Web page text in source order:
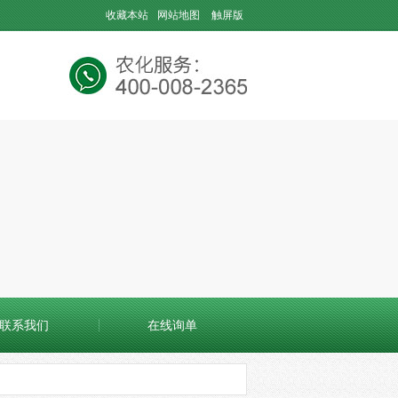
收藏本站 网站地图 触屏版
系我们 在线询单